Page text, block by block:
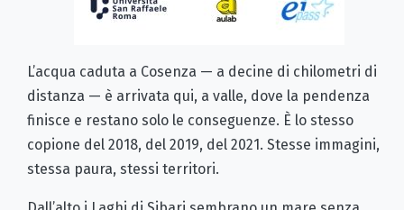
L’acqua caduta a Cosenza — a decine di chilometri di
distanza — è arrivata qui, a valle, dove la pendenza
finisce e restano solo le conseguenze. È lo stesso
copione del 2018, del 2019, del 2021. Stesse immagini,
stessa paura, stessi territori.